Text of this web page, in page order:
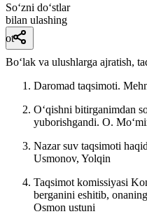
So‘zni do‘stlar
bilan ulashing
ot
Boʻlak va ulushlarga ajratish,
Daromad taqsimoti.
Oʻqishni bitirganimdan
yuborishgandi. O.
Nazar suv taqsimoti
Usmonov, Yolqin
Taqsimot komissiyasi
berganini eshitib,
Osmon ustuni